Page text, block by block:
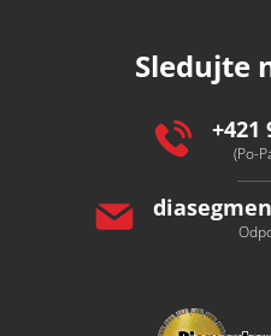
Sledujte
+421
(Po-